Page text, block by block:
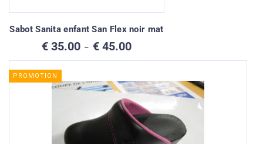
Sabot Sanita enfant San Flex noir mat
€ 35.00 – € 45.00Plage
prix :
à
€ 45.00
PROMOTION